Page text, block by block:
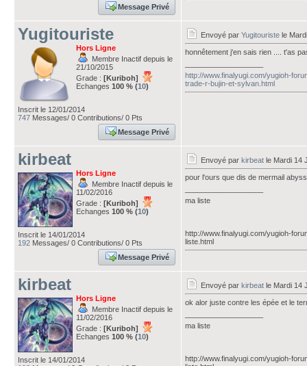
Message Privé
Yugitouriste
Hors Ligne
Membre Inactif depuis le
21/10/2015
Grade : [Kuriboh]
Echanges 100 % (10)
Inscrit le 12/01/2014
747 Messages/ 0 Contributions/ 0 Pts
Message Privé
Envoyé par Yugitouriste le
honnêtement j'en sais rien .... t'as
http://www.finalyugi.com/yugioh-
trade-r-bujin-et-sylvan.html
kirbeat
Hors Ligne
Membre Inactif depuis le
11/02/2016
Grade : [Kuriboh]
Echanges 100 % (10)
Inscrit le 14/01/2014
192 Messages/ 0 Contributions/ 0 Pts
Message Privé
Envoyé par kirbeat le Mardi 14
pour l'ours que dis de mermail
ma liste
http://www.finalyugi.com/yugioh-
liste.html
kirbeat
Hors Ligne
Membre Inactif depuis le
11/02/2016
Grade : [Kuriboh]
Echanges 100 % (10)
Inscrit le 14/01/2014
Envoyé par kirbeat le Mardi 14
ok alor juste contre les épée et le
ma liste
http://www.finalyugi.com/yugioh-